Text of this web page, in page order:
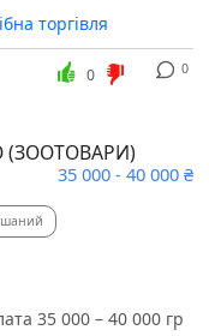
торгівля
0
0
(ЗООТОВАРИ)
35 000 - 40 000 ₴
35 000 – 40 000 гр